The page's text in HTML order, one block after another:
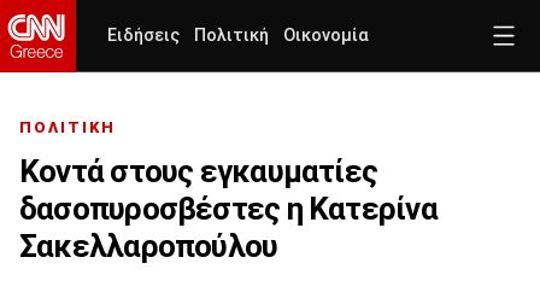
Ειδήσεις Πολιτική Οικονομία
ΠΟΛΙΤΙΚΗ
Κοντά στους εγκαυματίες
δασοπυροσβέστες η Κατερίνα
Σακελλαροπούλου